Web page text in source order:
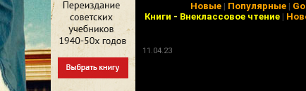
Новые| Популярные|
Книги - Внеклассовое чтение|
11.04.23